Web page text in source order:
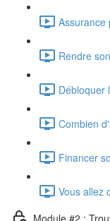
Assurance
Rendre
Débloquer
Combien
Financer
Vous allez
Module #2 :